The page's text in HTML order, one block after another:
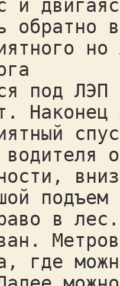
и
обратно
но
под
Наконец
водителя
подъем
в
где